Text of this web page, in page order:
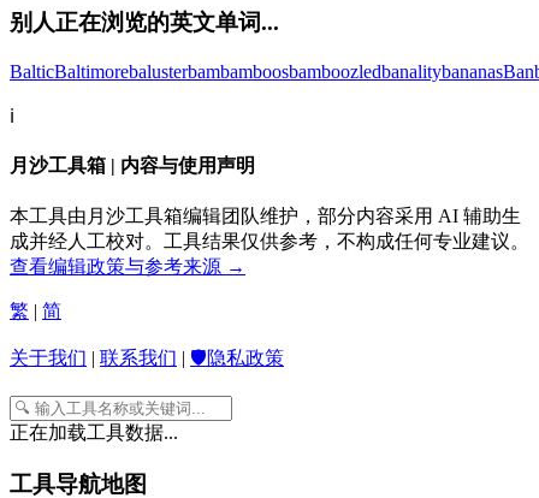
别人正在浏览的英文单词...
BalticBaltimorebalusterbambamboosbamboozledbanalitybananas
ℹ️
月沙工具箱 | 内容与使用声明
本工具由月沙工具箱编辑团队维护，部分内容采用 AI 辅助生
成并经人工校对。工具结果仅供参考，不构成任何专业建议。
查看编辑政策与参考来源 →
繁 | 简
关于我们 | 联系我们 | 🛡️隐私政策
正在加载工具数据...
工具导航地图